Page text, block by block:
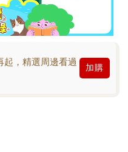
，精選周邊看過
加購